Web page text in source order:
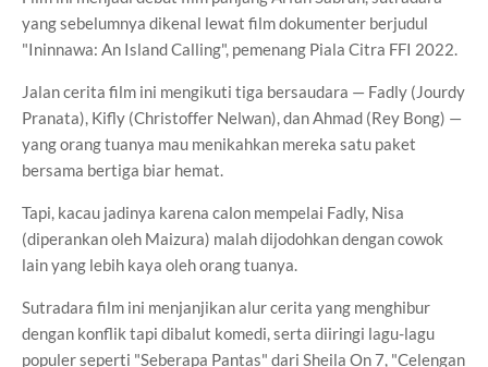
yang sebelumnya dikenal lewat film dokumenter berjudul
"Ininnawa: An Island Calling", pemenang Piala Citra FFI 2022.
Jalan cerita film ini mengikuti tiga bersaudara — Fadly (Jourdy
Pranata), Kifly (Christoffer Nelwan), dan Ahmad (Rey Bong) —
yang orang tuanya mau menikahkan mereka satu paket
bersama bertiga biar hemat.
Tapi, kacau jadinya karena calon mempelai Fadly, Nisa
(diperankan oleh Maizura) malah dijodohkan dengan cowok
lain yang lebih kaya oleh orang tuanya.
Sutradara film ini menjanjikan alur cerita yang menghibur
dengan konflik tapi dibalut komedi, serta diiringi lagu-lagu
populer seperti "Seberapa Pantas" dari Sheila On 7, "Celengan